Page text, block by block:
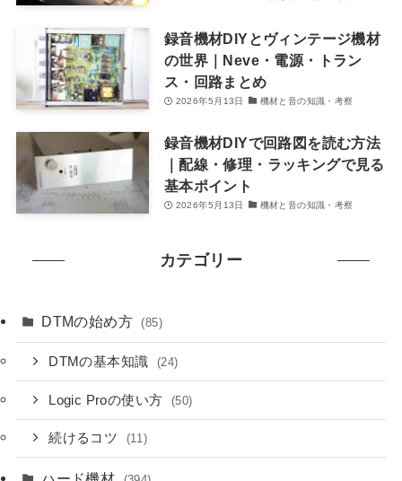
録音機材DIYとヴィンテージ機材
の世界｜Neve・電源・トラン
ス・回路まとめ
2026年5月13日 機材と音の知識・考察
録音機材DIYで回路図を読む方法
｜配線・修理・ラッキングで見る
基本ポイント
2026年5月13日 機材と音の知識・考察
カテゴリー
DTMの始め方 (85)
DTMの基本知識 (24)
Logic Proの使い方 (50)
続けるコツ (11)